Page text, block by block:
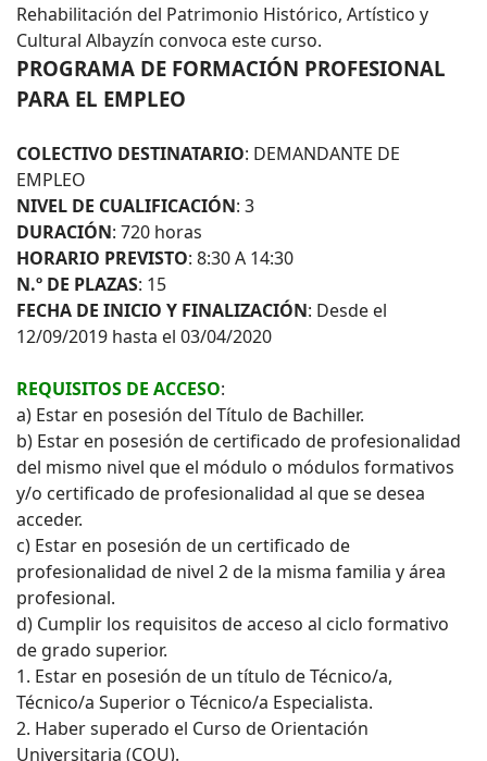
Rehabilitación del Patrimonio Histórico, Artístico y
Cultural Albayzín convoca este curso.
PROGRAMA DE FORMACIÓN PROFESIONAL
PARA EL EMPLEO
COLECTIVO DESTINATARIO: DEMANDANTE DE
EMPLEO
NIVEL DE CUALIFICACIÓN: 3
DURACIÓN: 720 horas
HORARIO PREVISTO: 8:30 A 14:30
N.º DE PLAZAS: 15
FECHA DE INICIO Y FINALIZACIÓN: Desde el
12/09/2019 hasta el 03/04/2020
REQUISITOS DE ACCESO:
a) Estar en posesión del Título de Bachiller.
b) Estar en posesión de certificado de profesionalidad
del mismo nivel que el módulo o módulos formativos
y/o certificado de profesionalidad al que se desea
acceder.
c) Estar en posesión de un certificado de
profesionalidad de nivel 2 de la misma familia y área
profesional.
d) Cumplir los requisitos de acceso al ciclo formativo
de grado superior.
1. Estar en posesión de un título de Técnico/a,
Técnico/a Superior o Técnico/a Especialista.
2. Haber superado el Curso de Orientación
Universitaria (COU).